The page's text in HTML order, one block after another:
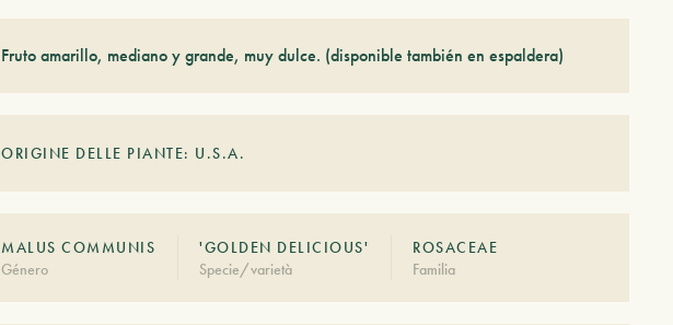
Fruto amarillo, mediano y grande, muy dulce. (disponible también en espaldera)
ORIGINE DELLE PIANTE: U.S.A.
MALUS COMMUNIS
Género
'GOLDEN DELICIOUS'
Specie/varietà
ROSACEAE
Familia